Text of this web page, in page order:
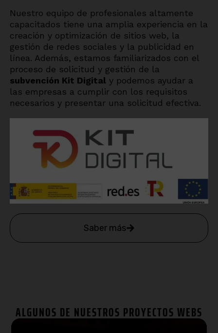
Nuestro equipo de profesionales altamente
capacitados tiene una amplia experiencia en la
creación y optimización de sitios web, la
gestión de redes sociales y la publicidad en
línea. Además, estamos familiarizados con el
proceso de solicitud y gestión de la
subvención Kit Digital y podemos ayudar a
las empresas a cumplir con los requisitos
necesarios y presentar una solicitud efectiva.
Saber más
ALGUNOS DE NUESTROS PROYECTOS WEBS